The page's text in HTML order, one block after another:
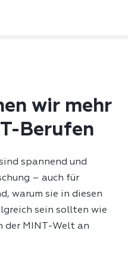
wir mehr
Berufen
spannend und
– auch für
warum sie in diesen
sein sollten wie
der MINT-Welt an